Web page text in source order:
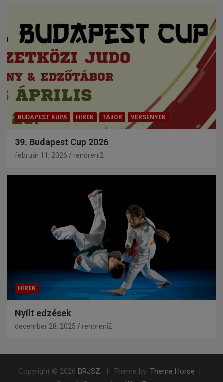
BUDAPEST KUPA HÍREK TÁBOR VERSENYEK
39. Budapest Cup 2026
február 11, 2026 renoreni2
HÍREK
Nyílt edzések
december 28, 2025 renoreni2
Copyright © 2026 BRJSZ Theme by: Theme Horse